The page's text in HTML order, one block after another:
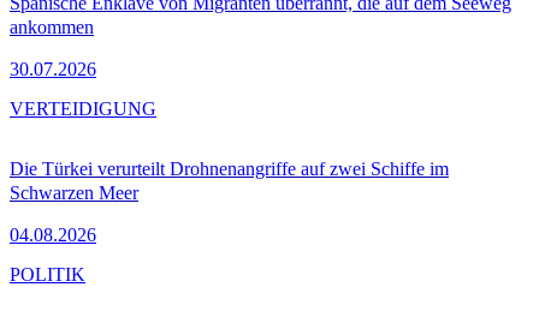
ankommen
30.07.2026
Die Türkei verurteilt Drohnenangriffe auf zwei Schiffe im
Schwarzen Meer
04.08.2026
VERTEIDIGUNG
POLITIK